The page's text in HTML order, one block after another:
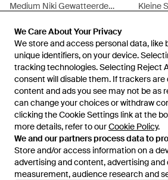
We Care About Your Privacy
We store and access personal data, like
unique identifiers, on your device.
tracking technologies. Selecting Reject
consent will disable them. If trackers are
content and ads you see may not be as
can change your choices or withdraw
clicking the Cookie Settings link at the
more details, refer to ourCookie Policy.
We and our partners process data to
Store and/or access information on a
advertising and content, advertising and
measurement, audience research and
We Care About Your Privacy
We store and access personal data, like
unique identifiers, on your device.
tracking technologies. Selecting Reject
consent will disable them. If trackers are
content and ads you see may not be as
can change your choices or withdraw
clicking the Cookie Settings link at the
more details, refer to ourCookie Policy.
We and our partners process data to
Store and/or access information on a
advertising and content, advertising and
measurement, audience research and
Medium Niki Gewatteerde
Kleine